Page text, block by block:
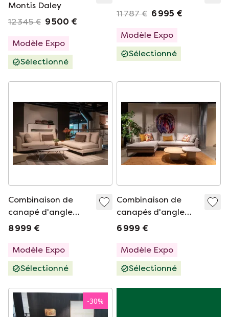
Montis Daley
12 345 € 9 500 €
Modèle Expo
Sélectionné
11 787 € 6 995 €
Modèle Expo
Sélectionné
Combinaison de
canapé d'angle
Montis - Axel XL
8 999 €
Modèle Expo
Sélectionné
Combinaison de
canapés d'angle
Montis - Daley
6 999 €
Modèle Expo
Sélectionné
-30%